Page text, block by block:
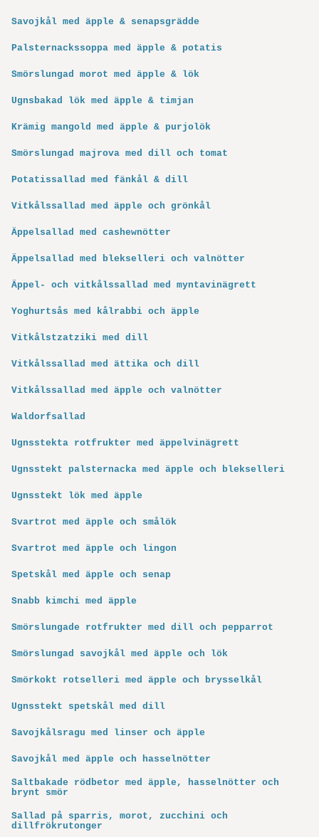
Savojkål med äpple & senapsgrädde
Palsternackssoppa med äpple & potatis
Smörslungad morot med äpple & lök
Ugnsbakad lök med äpple & timjan
Krämig mangold med äpple & purjolök
Smörslungad majrova med dill och tomat
Potatissallad med fänkål & dill
Vitkålssallad med äpple och grönkål
Äppelsallad med cashewnötter
Äppelsallad med blekselleri och valnötter
Äppel- och vitkålssallad med myntavinägrett
Yoghurtsås med kålrabbi och äpple
Vitkålstzatziki med dill
Vitkålssallad med ättika och dill
Vitkålssallad med äpple och valnötter
Waldorfsallad
Ugnsstekta rotfrukter med äppelvinägrett
Ugnsstekt palsternacka med äpple och blekselleri
Ugnsstekt lök med äpple
Svartrot med äpple och smålök
Svartrot med äpple och lingon
Spetskål med äpple och senap
Snabb kimchi med äpple
Smörslungade rotfrukter med dill och pepparrot
Smörslungad savojkål med äpple och lök
Smörkokt rotselleri med äpple och brysselkål
Ugnsstekt spetskål med dill
Savojkålsragu med linser och äpple
Savojkål med äpple och hasselnötter
Saltbakade rödbetor med äpple, hasselnötter och
brynt smör
Sallad på sparris, morot, zucchini och
dillfrökrutonger